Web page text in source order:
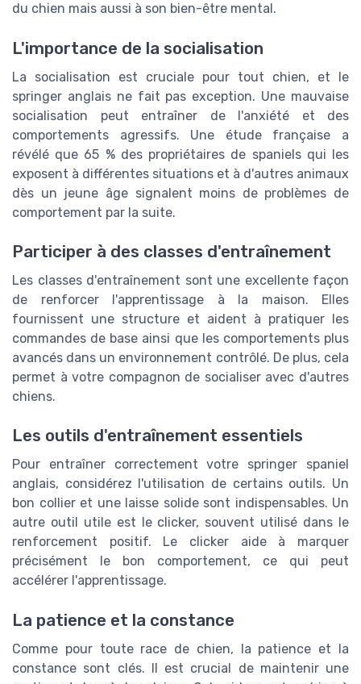
du chien mais aussi à son bien-être mental.
L'importance de la socialisation
La socialisation est cruciale pour tout chien, et le
springer anglais ne fait pas exception. Une mauvaise
socialisation peut entraîner de l'anxiété et des
comportements agressifs. Une étude française a
révélé que 65 % des propriétaires de spaniels qui les
exposent à différentes situations et à d'autres animaux
dès un jeune âge signalent moins de problèmes de
comportement par la suite.
Participer à des classes d'entraînement
Les classes d'entraînement sont une excellente façon
de renforcer l'apprentissage à la maison. Elles
fournissent une structure et aident à pratiquer les
commandes de base ainsi que les comportements plus
avancés dans un environnement contrôlé. De plus, cela
permet à votre compagnon de socialiser avec d'autres
chiens.
Les outils d'entraînement essentiels
Pour entraîner correctement votre springer spaniel
anglais, considérez l'utilisation de certains outils. Un
bon collier et une laisse solide sont indispensables. Un
autre outil utile est le clicker, souvent utilisé dans le
renforcement positif. Le clicker aide à marquer
précisément le bon comportement, ce qui peut
accélérer l'apprentissage.
La patience et la constance
Comme pour toute race de chien, la patience et la
constance sont clés. Il est crucial de maintenir une